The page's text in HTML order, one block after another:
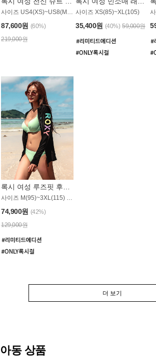
87,600원 (60%)
219,000원
사이즈 XS(85)~XL(105)
35,400원 (40%) 59,000원
록시 여성 루즈핏 후드 래쉬가드 WT900BRX
사이즈 M(95)~3XL(115) / 롱기장 타입
74,900원 (42%)
129,000원
더 보기
아동 상품